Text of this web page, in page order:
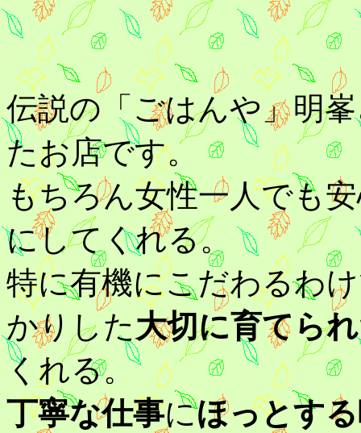
03-3395-
17時
伝説の「ごはんや」明
たお店です。
もちろん女性一人でも
にしてくれる。
特に有機にこだわるわ
かりした大切に育てら
くれる。
丁寧な仕事にほっとす